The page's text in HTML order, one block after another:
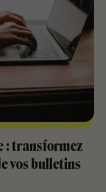
: transformez
vos bulletins